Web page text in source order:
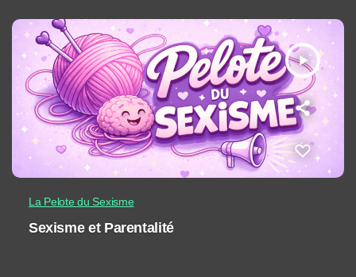
play_arrow
La Pelote du Sexisme
Sexisme et Parentalité